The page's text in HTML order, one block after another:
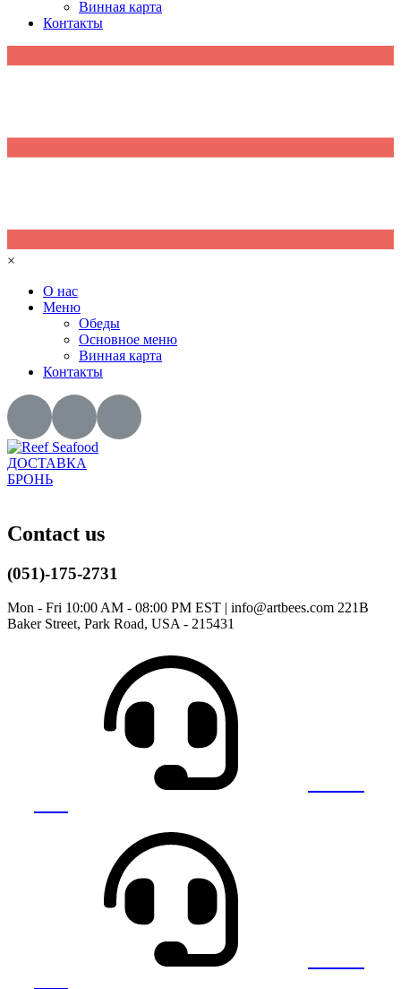
Винная карта
Контакты
×
О нас
Меню
Обеды
Основное меню
Винная карта
Контакты
ДОСТАВКА
БРОНЬ
Contact us
(051)-175-2731
Mon - Fri 10:00 AM - 08:00 PM EST | info@artbees.com 221B
Baker Street, Park Road, USA - 215431